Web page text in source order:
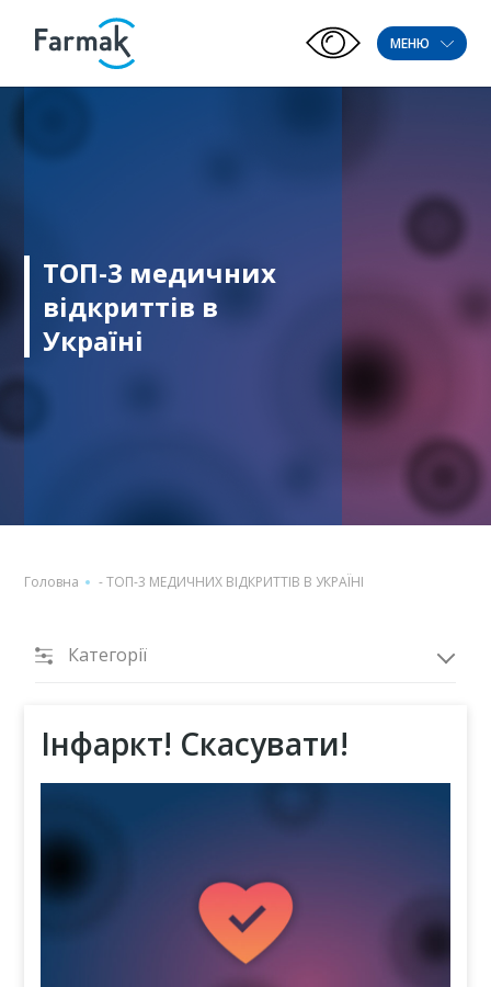
МЕНЮ
ТОП-3 медичних
відкриттів в
Україні
Головна -ТОП-3 МЕДИЧНИХ ВІДКРИТТІВ В УКРАЇНІ
Категорії
Інфаркт! Скасувати!